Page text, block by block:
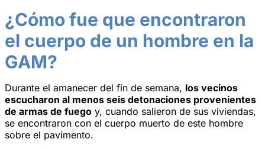
¿Cómo fue que encontraron
el cuerpo de un hombre en la
GAM?
Durante el amanecer del fin de semana, los vecinos
escucharon al menos seis detonaciones provenientes
de armas de fuego y, cuando salieron de sus viviendas,
se encontraron con el cuerpo muerto de este hombre
sobre el pavimento.